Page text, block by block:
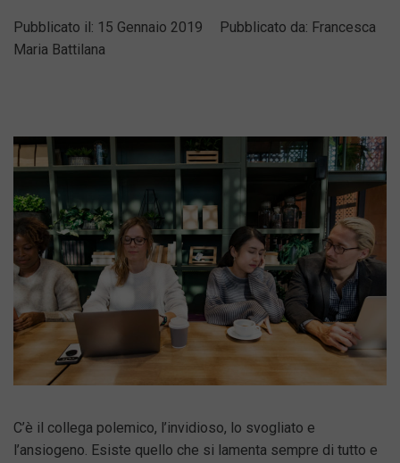
Pubblicato il: 15 Gennaio 2019 Pubblicato da: Francesca
Maria Battilana
C’è il collega polemico, l’invidioso, lo svogliato e
l’ansiogeno. Esiste quello che si lamenta sempre di tutto e